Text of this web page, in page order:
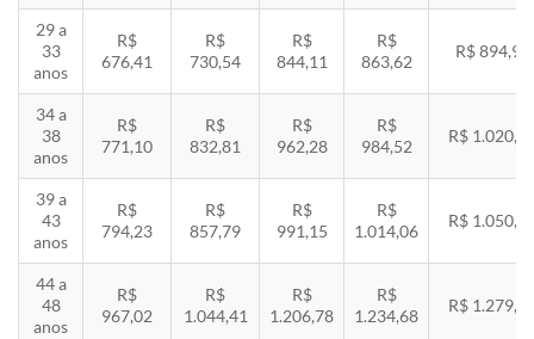
29 a
33
anos
R$
676,41
R$
730,54
R$
844,11
R$
863,62
R$ 894,94
34 a
38
anos
R$
771,10
R$
832,81
R$
962,28
R$
984,52
R$
39 a
43
anos
R$
794,23
R$
857,79
R$
991,15
R$
1.014,06
R$
44 a
48
anos
R$
967,02
R$
1.044,41
R$
1.206,78
R$
1.234,68
R$